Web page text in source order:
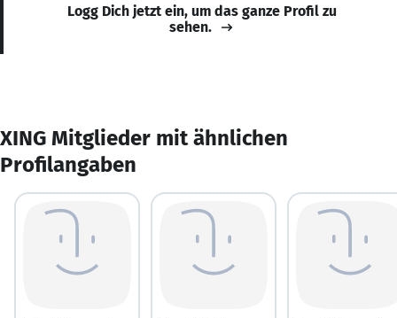
Logg Dich jetzt ein, um das ganze Profil zu
sehen.
XING Mitglieder mit ähnlichen
Profilangaben